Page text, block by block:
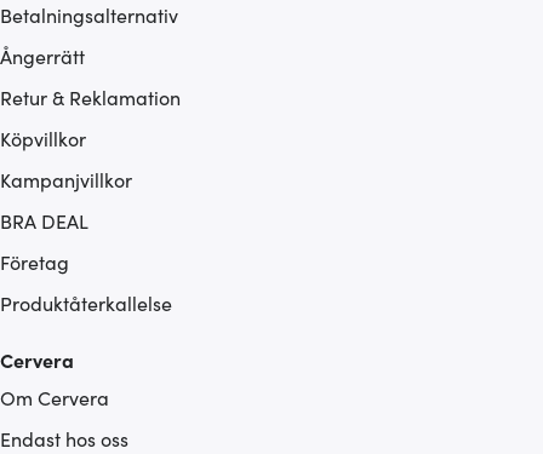
Betalningsalternativ
Ångerrätt
Retur & Reklamation
Köpvillkor
Kampanjvillkor
BRA DEAL
Företag
Produktåterkallelse
Cervera
Om Cervera
Endast hos oss